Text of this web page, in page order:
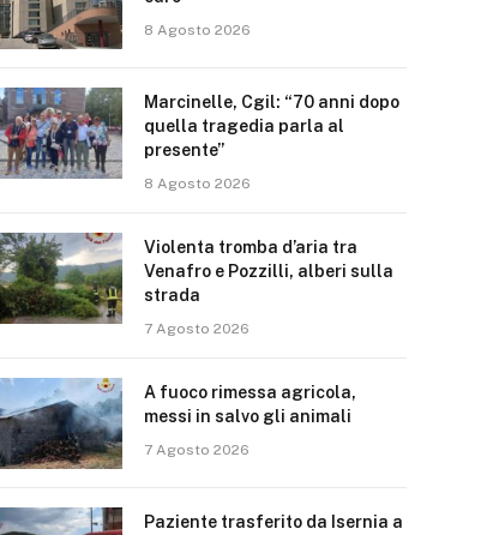
8 Agosto 2026
Marcinelle, Cgil: “70 anni dopo
quella tragedia parla al
presente”
8 Agosto 2026
Violenta tromba d’aria tra
Venafro e Pozzilli, alberi sulla
strada
7 Agosto 2026
A fuoco rimessa agricola,
messi in salvo gli animali
7 Agosto 2026
Paziente trasferito da Isernia a